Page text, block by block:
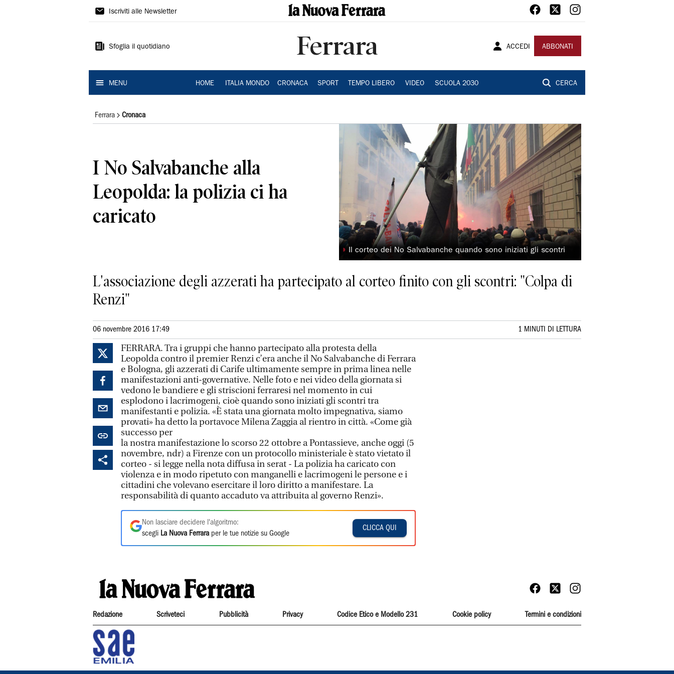
La
Ferrara
Iscriviti alle Newsletter
Sfoglia il quotidiano Ferrara ACCEDI ABBONATI
MENU HOME ITALIA MONDO CRONACA SPORT TEMPO LIBERO VIDEO SCUOLA 2030 CERCA
Ferrara Cronaca
I No Salvabanche alla
Leopolda: la polizia ci ha
caricato
◗ Il corteo dei No Salvabanche quando sono iniziati gli scontri
L'associazione degli azzerati ha partecipato al corteo finito con gli scontri: "Colpa di
Renzi"
06 novembre 2016 17:49 1 MINUTI DI LETTURA
FERRARA. Tra i gruppi che hanno partecipato alla protesta della
Leopolda contro il premier Renzi c’era anche il No Salvabanche di Ferrara
e Bologna, gli azzerati di Carife ultimamente sempre in prima linea nelle
manifestazioni anti-governative. Nelle foto e nei video della giornata si
vedono le bandiere e gli striscioni ferraresi nel momento in cui
esplodono i lacrimogeni, cioè quando sono iniziati gli scontri tra
manifestanti e polizia. «È stata una giornata molto impegnativa, siamo
provati» ha detto la portavoce Milena Zaggia al rientro in città. «Come già
successo per
la nostra manifestazione lo scorso 22 ottobre a Pontassieve, anche oggi (5
novembre, ndr) a Firenze con un protocollo ministeriale è stato vietato il
corteo - si legge nella nota diffusa in serat - La polizia ha caricato con
violenza e in modo ripetuto con manganelli e lacrimogeni le persone e i
cittadini che volevano esercitare il loro diritto a manifestare. La
responsabilità di quanto accaduto va attribuita al governo Renzi».
Non lasciare decidere l'algoritmo:
scegli La Nuova Ferrara per le tue notizie su Google
CLICCA QUI
Redazione Scriveteci Pubblicità Privacy Codice Etico e Modello 231 Cookie policy Termini e condizioni